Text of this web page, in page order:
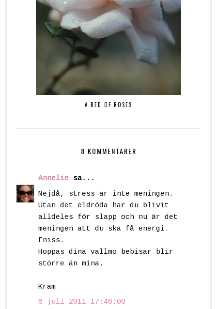
A BED OF ROSES
8 KOMMENTARER
Annelie sa...
Nejdå, stress är inte meningen.
Utan det eldröda har du blivit
alldeles för slapp och nu är det
meningen att du ska få energi.
Fniss.
Hoppas dina vallmo bebisar blir
större än mina.
Kram
6 juli 2011 17:46:00